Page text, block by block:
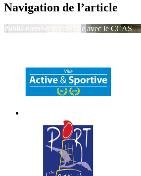
Navigation de l’article
Publié dans Atelier cuisine avec le CCAS